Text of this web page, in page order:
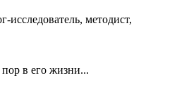
исследователь, методист,
в его жизни...